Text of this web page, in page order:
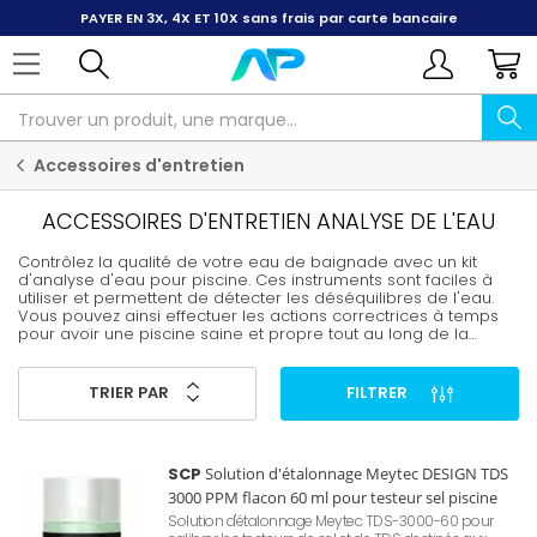
PAYER EN 3X, 4X ET 10X sans frais par carte bancaire
Accessoires d'entretien
ACCESSOIRES D'ENTRETIEN ANALYSE DE L'EAU
Contrôlez la qualité de votre eau de baignade avec un kit
d'analyse d'eau pour piscine. Ces instruments sont faciles à
utiliser et permettent de détecter les déséquilibres de l'eau.
Vous pouvez ainsi effectuer les actions correctrices à temps
pour avoir une piscine saine et propre tout au long de la
TRIER PAR
FILTRER
SCP Solution d'étalonnage Meytec DESIGN TDS
3000 PPM flacon 60 ml pour testeur sel piscine
Solution d'étalonnage Meytec TDS-3000-60 pour